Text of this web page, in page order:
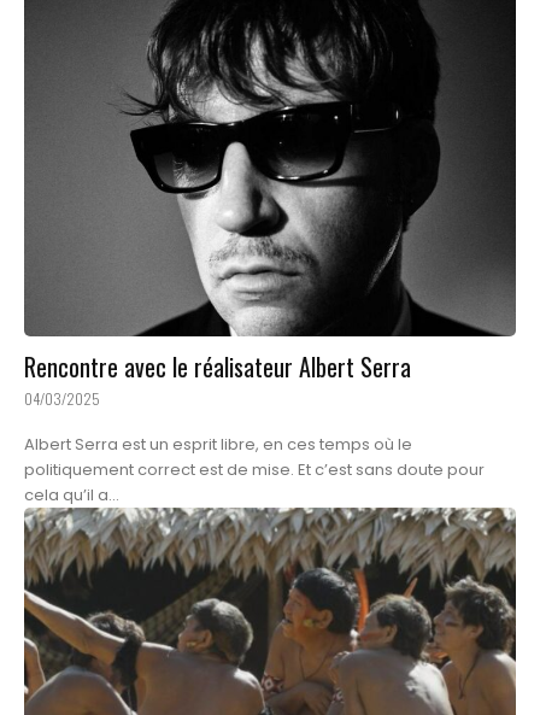
Rencontre avec le réalisateur Albert Serra
04/03/2025
Albert Serra est un esprit libre, en ces temps où le
politiquement correct est de mise. Et c’est sans doute pour
cela qu’il a...